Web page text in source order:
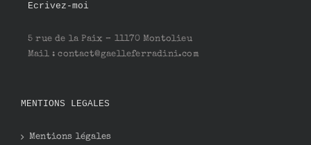
Ecrivez-moi
5 rue de la Paix – 11170 Montolieu
Mail : contact@gaelleferradini.com
MENTIONS LEGALES
Mentions légales